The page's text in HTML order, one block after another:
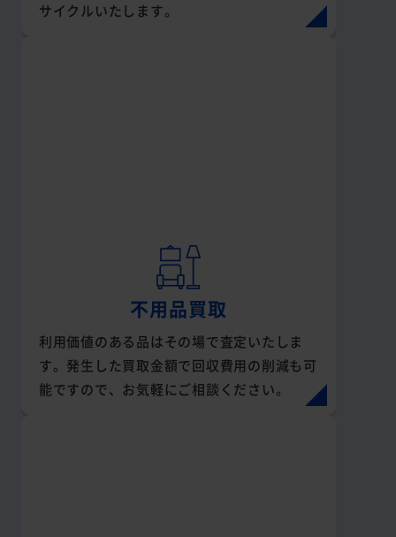
サイクルいたします。
不用品買取
利用価値のある品はその場で査定いたしま
す。発生した買取金額で回収費用の削減も可
能ですので、お気軽にご相談ください。